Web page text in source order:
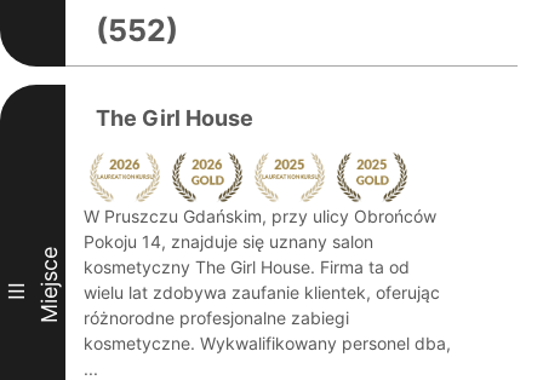
(552)
III Miejsce
The Girl House
W Pruszczu Gdańskim, przy ulicy Obrońców
Pokoju 14, znajduje się uznany salon
kosmetyczny The Girl House. Firma ta od
wielu lat zdobywa zaufanie klientek, oferując
różnorodne profesjonalne zabiegi
kosmetyczne. Wykwalifikowany personel dba,
...